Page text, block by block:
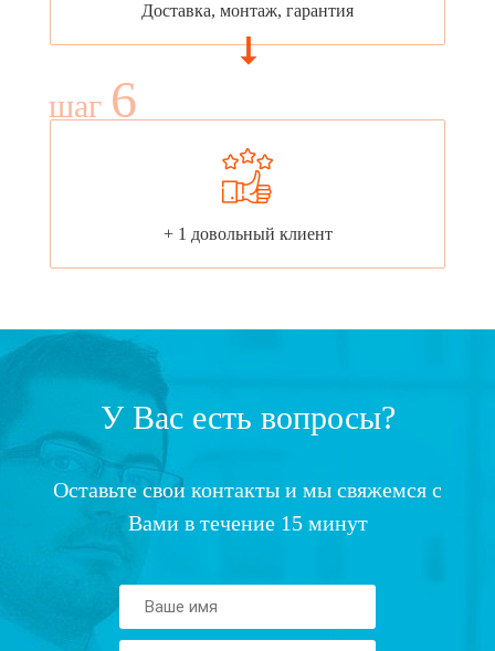
Доставка, монтаж, гарантия
шаг 6
+ 1 довольный клиент
У Вас есть вопросы?
Оставьте свои контакты и мы свяжемся с
Вами в течение 15 минут